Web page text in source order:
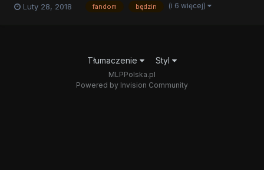
sygna Chodzi mi oczyściwszy o fanów MLP, tu możecie Imię i
Luty 28, 2018 fandom będzin (i 6 więcej)
Tłumaczenie Styl
MLPPolska.pl
Powered by Invision Community